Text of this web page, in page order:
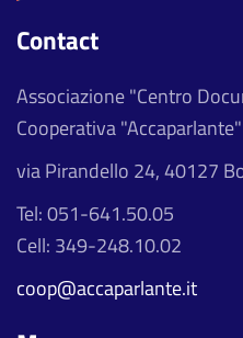
Contact
Associazione "Centro
Cooperativa "Accaparlante"
via Pirandello 24, 40127
Tel: 051-641.50.05
Cell: 349-248.10.02
coop@accaparlante.it